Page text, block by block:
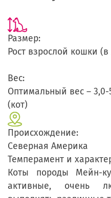
Размер:
Рост взрослой кошки
Вес:
Оптимальный вес – 3,0-
(кот)
Происхождение:
Северная Америка
Темперамент и
Коты породы Мейн-
активные, очень